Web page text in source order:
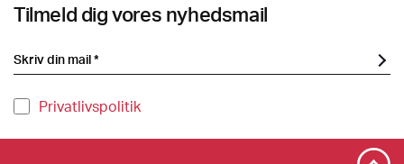
Tilmeld dig vores nyhedsmail
Privatlivspolitik